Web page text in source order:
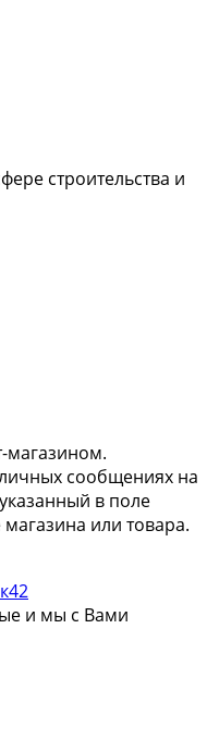
строительства и
магазином.
сообщениях на
в поле
или товара.
и мы с Вами